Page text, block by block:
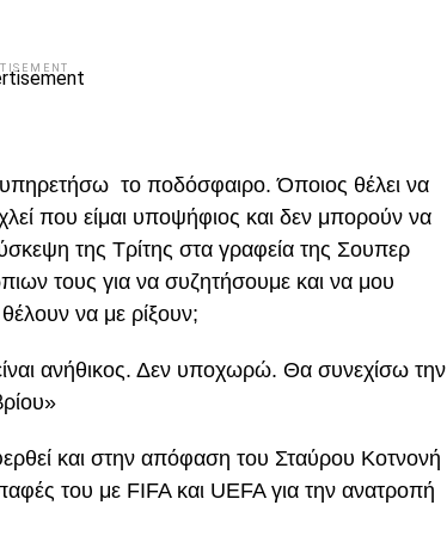
υπηρετήσω το ποδόσφαιρο. Όποιος θέλει να
που είμαι υποψήφιος και δεν μπορούν να
της Τρίτης στα γραφεία της Σουπερ
τους για να συζητήσουμε και να μου
να με ρίξουν;
ανήθικος. Δεν υποχωρώ. Θα συνεχίσω την
και στην απόφαση του Σταύρου Κοτνονή
του με FIFA και UEFA για την ανατροπή